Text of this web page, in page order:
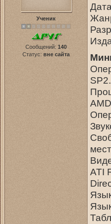
Ученик
Сообщений: 140
Статус: вне сайта
ATI